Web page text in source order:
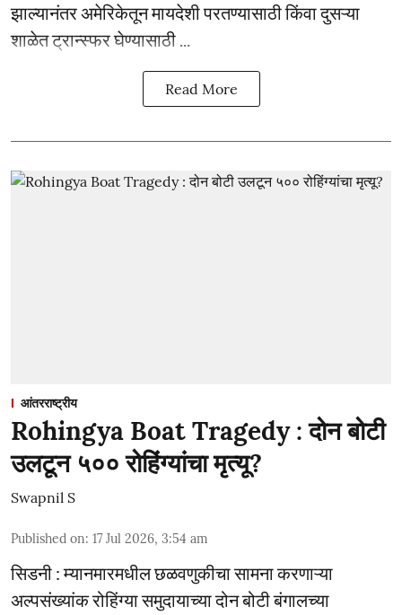
झाल्यानंतर अमेरिकेतून मायदेशी परतण्यासाठी किंवा दुसऱ्या
शाळेत ट्रान्स्फर घेण्यासाठी ...
Read More
आंतरराष्ट्रीय
Rohingya Boat Tragedy : दोन बोटी
उलटून ५०० रोहिंग्यांचा मृत्यू?
Swapnil S
Published on: 17 Jul 2026, 3:54 am
सिडनी : म्यानमारमधील छळवणुकीचा सामना करणाऱ्या
अल्पसंख्यांक रोहिंग्या समुदायाच्या दोन बोटी बंगालच्या